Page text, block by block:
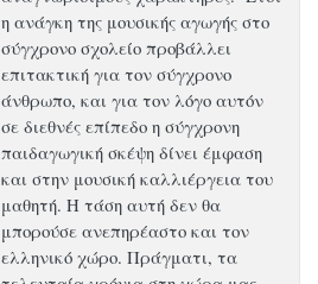
η ανάγκη της μουσικής αγωγής στο
σύγχρονο σχολείο προβάλλει
επιτακτική για τον σύγχρονο
άνθρωπο, και για τον λόγο αυτόν
σε διεθνές επίπεδο η σύγχρονη
παιδαγωγική σκέψη δίνει έμφαση
και στην μουσική καλλιέργεια του
μαθητή. Η τάση αυτή δεν θα
μπορούσε ανεπηρέαστο και τον
ελληνικό χώρο. Πράγματι, τα